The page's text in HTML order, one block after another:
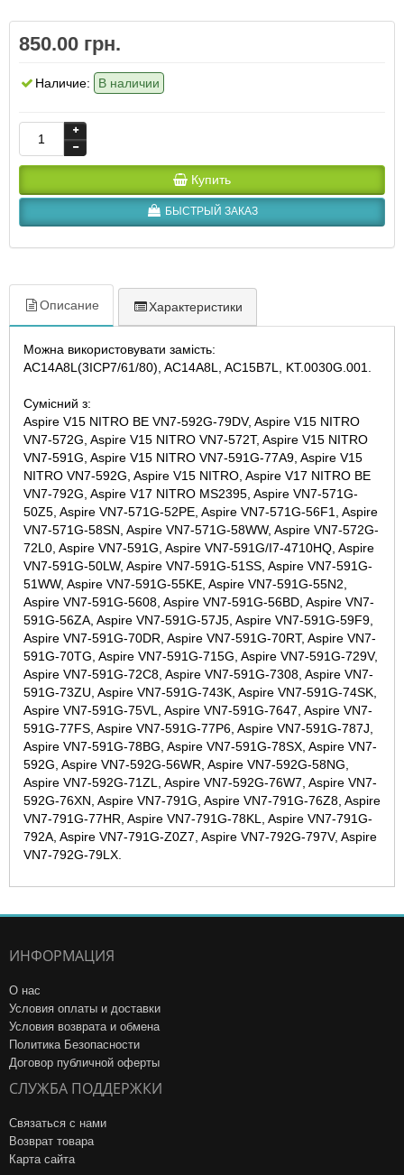
850.00 грн.
Наличие: В наличии
Купить
БЫСТРЫЙ ЗАКАЗ
Описание Характеристики
Можна використовувати замість:
AC14A8L(3ICP7/61/80), AC14A8L, AC15B7L, KT.0030G.001.
Сумісний з:
Aspire V15 NITRO BE VN7-592G-79DV, Aspire V15 NITRO
VN7-572G, Aspire V15 NITRO VN7-572T, Aspire V15 NITRO
VN7-591G, Aspire V15 NITRO VN7-591G-77A9, Aspire V15
NITRO VN7-592G, Aspire V15 NITRO, Aspire V17 NITRO BE
VN7-792G, Aspire V17 NITRO MS2395, Aspire VN7-571G-
50Z5, Aspire VN7-571G-52PE, Aspire VN7-571G-56F1, Aspire
VN7-571G-58SN, Aspire VN7-571G-58WW, Aspire VN7-572G-
72L0, Aspire VN7-591G, Aspire VN7-591G/I7-4710HQ, Aspire
VN7-591G-50LW, Aspire VN7-591G-51SS, Aspire VN7-591G-
51WW, Aspire VN7-591G-55KE, Aspire VN7-591G-55N2,
Aspire VN7-591G-5608, Aspire VN7-591G-56BD, Aspire VN7-
591G-56ZA, Aspire VN7-591G-57J5, Aspire VN7-591G-59F9,
Aspire VN7-591G-70DR, Aspire VN7-591G-70RT, Aspire VN7-
591G-70TG, Aspire VN7-591G-715G, Aspire VN7-591G-729V,
Aspire VN7-591G-72C8, Aspire VN7-591G-7308, Aspire VN7-
591G-73ZU, Aspire VN7-591G-743K, Aspire VN7-591G-74SK,
Aspire VN7-591G-75VL, Aspire VN7-591G-7647, Aspire VN7-
591G-77FS, Aspire VN7-591G-77P6, Aspire VN7-591G-787J,
Aspire VN7-591G-78BG, Aspire VN7-591G-78SX, Aspire VN7-
592G, Aspire VN7-592G-56WR, Aspire VN7-592G-58NG,
Aspire VN7-592G-71ZL, Aspire VN7-592G-76W7, Aspire VN7-
592G-76XN, Aspire VN7-791G, Aspire VN7-791G-76Z8, Aspire
VN7-791G-77HR, Aspire VN7-791G-78KL, Aspire VN7-791G-
792A, Aspire VN7-791G-Z0Z7, Aspire VN7-792G-797V, Aspire
VN7-792G-79LX.
ИНФОРМАЦИЯ
О нас
Условия оплаты и доставки
Условия возврата и обмена
Политика Безопасности
Договор публичной оферты
СЛУЖБА ПОДДЕРЖКИ
Связаться с нами
Возврат товара
Карта сайта